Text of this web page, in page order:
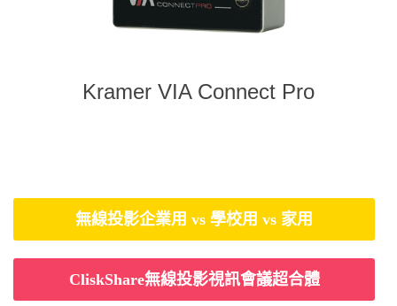
Kramer VIA Connect Pro
無線投影企業用 vs 學校用 vs 家用
CliskShare無線投影視訊會議超合體